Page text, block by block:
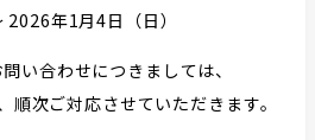
年1月4日（日）
い合わせにつきましては、
次ご対応させていただきます。